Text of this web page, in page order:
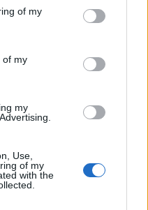
of my
of my
my
Use,
of my
with the
cidade estiveram
meteorológicas
Florestal Vila Real
Edição nº 982